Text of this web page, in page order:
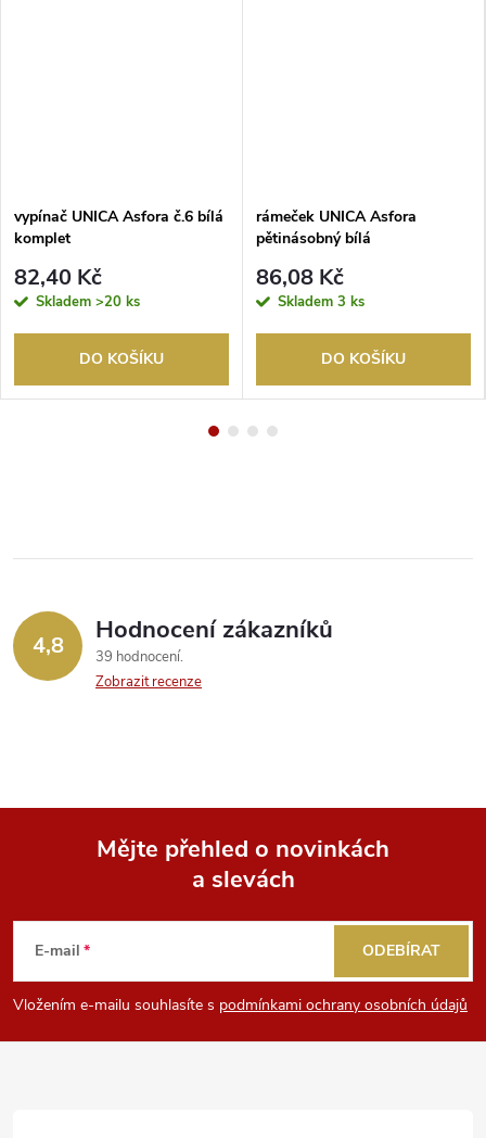
vypínač UNICA Asfora č.6 bílá
komplet
82,40 Kč
Skladem >20 ks
DO KOŠÍKU
rámeček UNICA Asfora
pětinásobný bílá
86,08 Kč
Skladem 3 ks
DO KOŠÍKU
4,8 Hodnocení zákazníků
39 hodnocení
Zobrazit recenze
p
Mějte přehled o novinkách
a slevách
E-mail
Vložením e-mailu souhlasíte s podmínkami ochrany osobních údajů
ODEBÍRAT